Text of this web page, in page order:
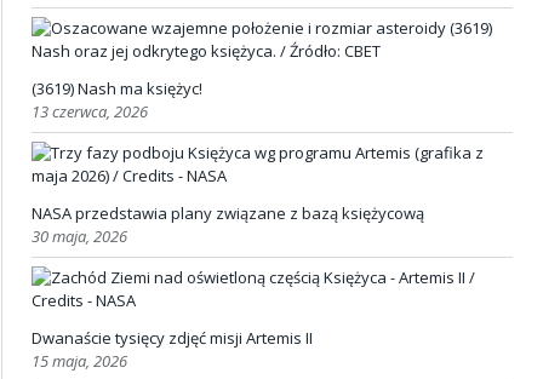
(3619) Nash ma księżyc!
13 czerwca, 2026
NASA przedstawia plany związane z bazą księżycową
30 maja, 2026
Dwanaście tysięcy zdjęć misji Artemis II
15 maja, 2026